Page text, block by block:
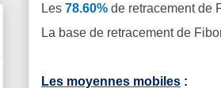
Les 78.60% de retracement de
La base de retracement de
Les moyennes mobiles :